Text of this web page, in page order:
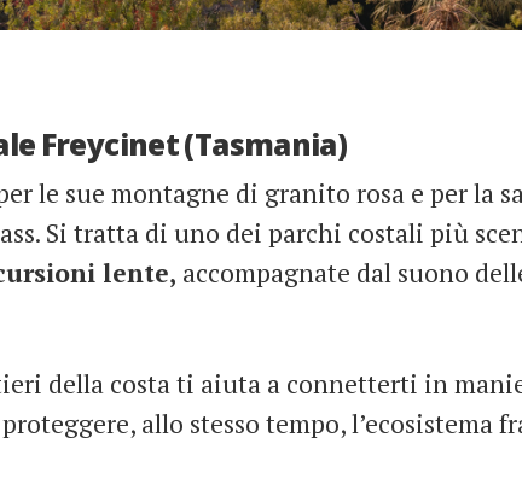
Freycinet (Tasmania)
le sue montagne di granito rosa e per la
Si tratta di uno dei parchi costali più
lente, accompagnate dal suono de
della costa ti aiuta a connetterti in
allo stesso tempo, l’ecosistema